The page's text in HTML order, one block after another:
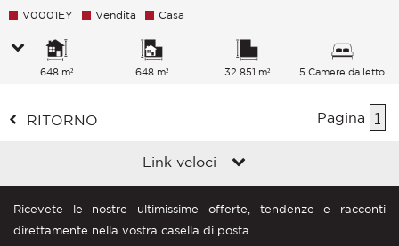
V0001EY Vendita Casa
648 m² 648 m² 32 851 m² 5 Camere da letto
RITORNO Pagina 1
Link veloci
Ricevete le nostre ultimissime offerte, tendenze e racconti
direttamente nella vostra casella di posta